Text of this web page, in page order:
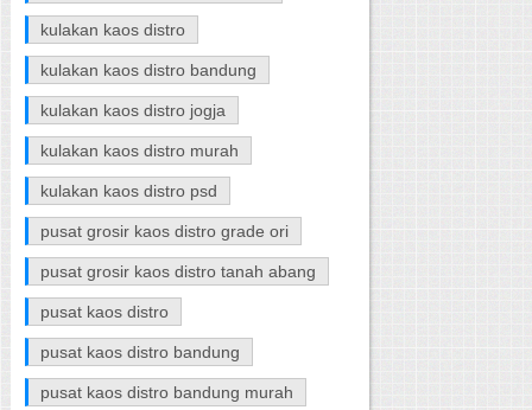
kulakan kaos distro
kulakan kaos distro bandung
kulakan kaos distro jogja
kulakan kaos distro murah
kulakan kaos distro psd
pusat grosir kaos distro grade ori
pusat grosir kaos distro tanah abang
pusat kaos distro
pusat kaos distro bandung
pusat kaos distro bandung murah